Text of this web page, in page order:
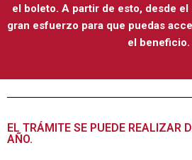
el boleto. A partir de esto, desde
gran esfuerzo para que puedas
el beneficio.
EL TRÁMITE SE PUEDE REALIZAR
AÑO.